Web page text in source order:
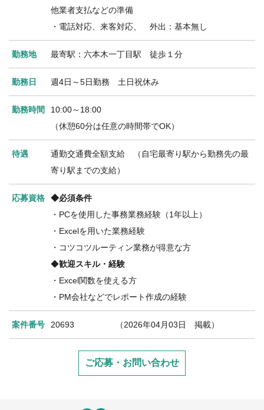
他業者支払などの準備
・電話対応、来客対応、 外出：基本無し
勤務地 最寄駅：六本木一丁目駅 徒歩１分
勤務日 週4日～5日勤務 土日祝休み
勤務時間
10:00～18:00
（休憩60分は任意の時間帯でOK）
待遇
通勤交通費全額支給 （自宅最寄り駅から勤務先の最
寄り駅までの支給）
応募資格
◆必須条件
・PCを使用した事務業務経験（1年以上）
・Excelを用いた業務経験
・コツコツルーティン業務が得意な方
◆歓迎スキル・経験
・Excel関数を使える方
・ PM会社などでレポート作成の経験
案件番号 20693 （2026年04月03日 掲載）
ご応募・お問い合わせ